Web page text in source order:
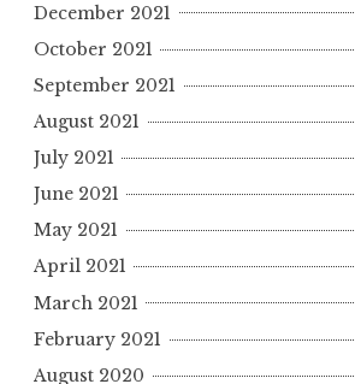
December 2021
October 2021
September 2021
August 2021
July 2021
June 2021
May 2021
April 2021
March 2021
February 2021
August 2020